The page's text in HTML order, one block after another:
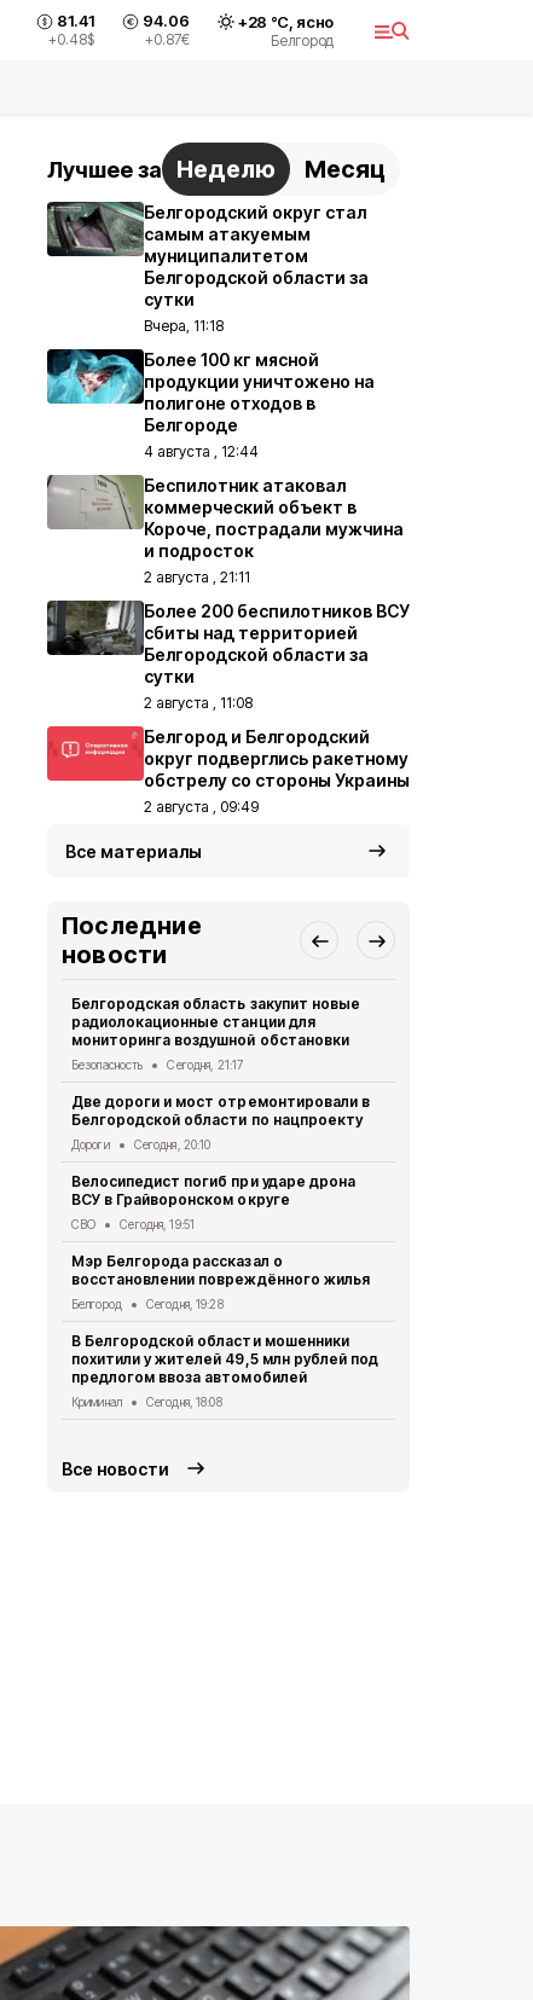
81.41
+0.48$
94.06
+0.87€
+28 °С, ясно
Белгород
Лучшее за Неделю Месяц
Белгородский округ стал
самым атакуемым
муниципалитетом
Белгородской области за
сутки
Вчера, 11:18
Более 100 кг мясной
продукции уничтожено на
полигоне отходов в
Белгороде
4 августа , 12:44
Беспилотник атаковал
коммерческий объект в
Короче, пострадали мужчина
и подросток
2 августа , 21:11
Более 200 беспилотников ВСУ
сбиты над территорией
Белгородской области за
сутки
2 августа , 11:08
Белгород и Белгородский
округ подверглись ракетному
обстрелу со стороны Украины
2 августа , 09:49
Все материалы
Последние
новости
Белгородская область закупит новые
радиолокационные станции для
мониторинга воздушной обстановки
Безопасность Сегодня, 21:17
Две дороги и мост отремонтировали в
Белгородской области по нацпроекту
Дороги Сегодня, 20:10
Велосипедист погиб при ударе дрона
ВСУ в Грайворонском округе
СВО Сегодня, 19:51
Мэр Белгорода рассказал о
восстановлении повреждённого жилья
Белгород Сегодня, 19:28
В Белгородской области мошенники
похитили у жителей 49,5 млн рублей под
предлогом ввоза автомобилей
Криминал Сегодня, 18:08
Все новости